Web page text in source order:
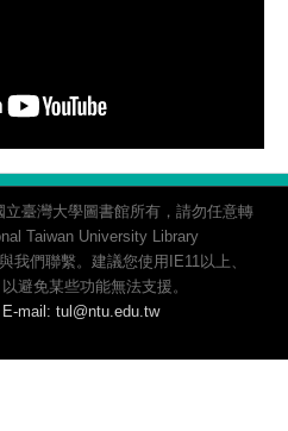
臺灣大學圖書館所有，請勿任意轉
Taiwan University Library
我們聯繫。建議您使用IE11以上、
避免某些功能無法支援。
E-mail: tul@ntu.edu.tw